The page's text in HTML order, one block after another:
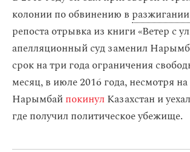
колонии по обвинению в
репоста отрывка из книги «Ветер с
апелляционный суд заменил
срок на три года ограничения
месяц, в июле 2016 года, несмотря на
Нарымбайпокинул Казахстан и
где получил политическое убежище.